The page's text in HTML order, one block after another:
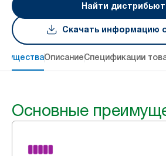
Найти
Скачать информацию
ОписаниеСпецификации
Основные